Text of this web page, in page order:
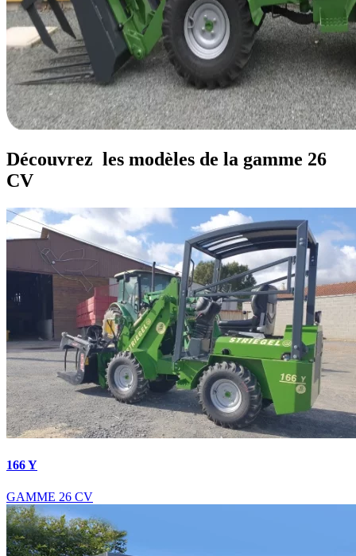
Découvrez les modèles de la gamme 26
CV
166 Y
GAMME 26 CV
Nous intervenons aussi :